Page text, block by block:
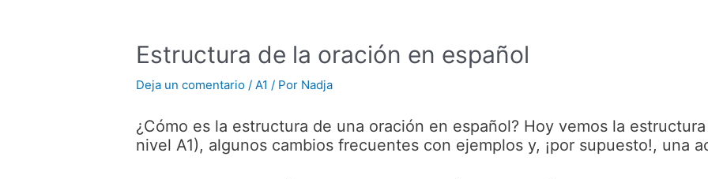
Estructura de la oración en español
Deja un comentario /A1 / Por Nadja
¿Cómo es la estructura de una oración en español? Hoy vemos la
nivel A1), algunos cambios frecuentes con ejemplos y, ¡por supuesto!, una